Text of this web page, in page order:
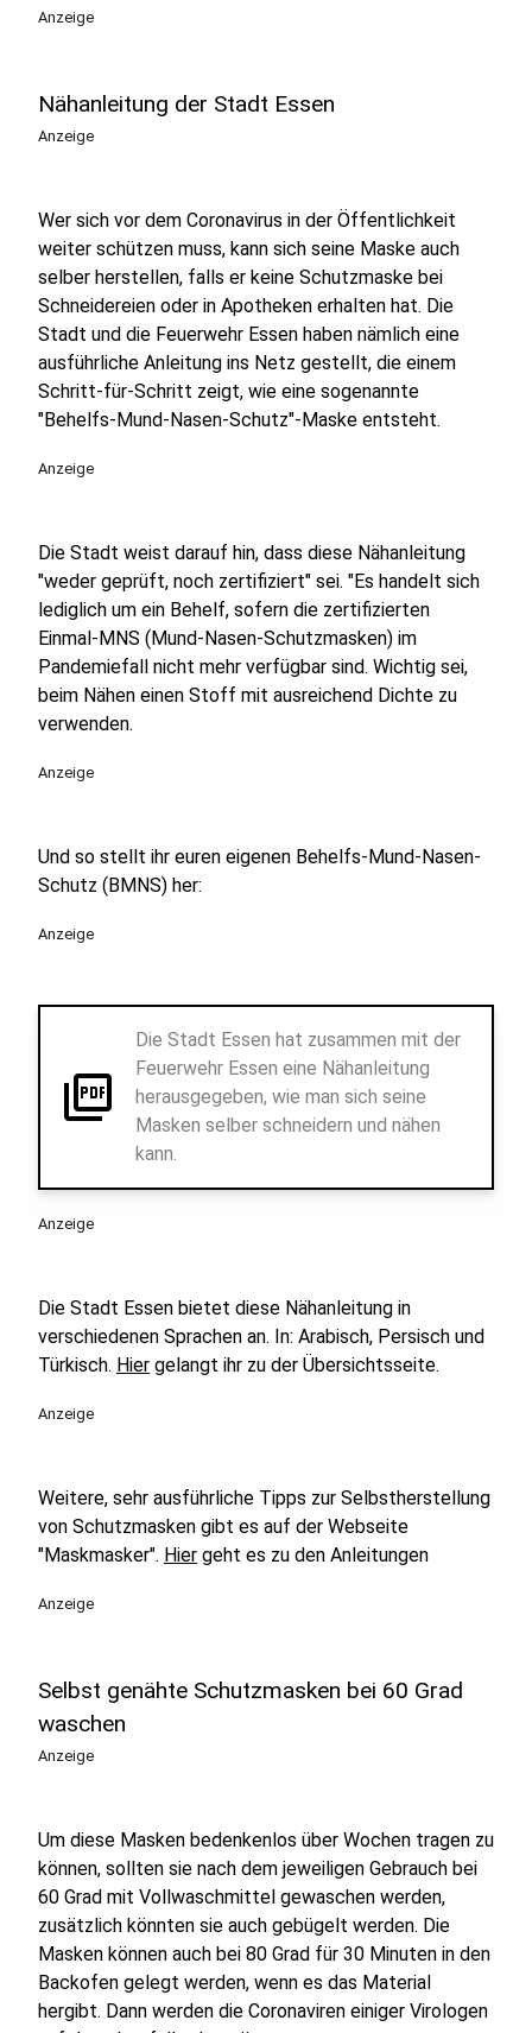
Anzeige
Nähanleitung der Stadt Essen
Anzeige
Wer sich vor dem Coronavirus in der Öffentlichkeit
weiter schützen muss, kann sich seine Maske auch
selber herstellen, falls er keine Schutzmaske bei
Schneidereien oder in Apotheken erhalten hat. Die
Stadt und die Feuerwehr Essen haben nämlich eine
ausführliche Anleitung ins Netz gestellt, die einem
Schritt-für-Schritt zeigt, wie eine sogenannte
"Behelfs-Mund-Nasen-Schutz"-Maske entsteht.
Anzeige
Die Stadt weist darauf hin, dass diese Nähanleitung
"weder geprüft, noch zertifiziert" sei. "Es handelt sich
lediglich um ein Behelf, sofern die zertifizierten
Einmal-MNS (Mund-Nasen-Schutzmasken) im
Pandemiefall nicht mehr verfügbar sind. Wichtig sei,
beim Nähen einen Stoff mit ausreichend Dichte zu
verwenden.
Anzeige
Und so stellt ihr euren eigenen Behelfs-Mund-Nasen-
Schutz (BMNS) her:
Anzeige
picture_as_pdf
Die Stadt Essen hat zusammen mit der
Feuerwehr Essen eine Nähanleitung
herausgegeben, wie man sich seine
Masken selber schneidern und nähen
kann.
Anzeige
Die Stadt Essen bietet diese Nähanleitung in
verschiedenen Sprachen an. In: Arabisch, Persisch und
Türkisch. Hier gelangt ihr zu der Übersichtsseite.
Anzeige
Weitere, sehr ausführliche Tipps zur Selbstherstellung
von Schutzmasken gibt es auf der Webseite
"Maskmasker". Hier geht es zu den Anleitungen
Anzeige
Selbst genähte Schutzmasken bei 60 Grad
waschen
Anzeige
Um diese Masken bedenkenlos über Wochen tragen zu
können, sollten sie nach dem jeweiligen Gebrauch bei
60 Grad mit Vollwaschmittel gewaschen werden,
zusätzlich könnten sie auch gebügelt werden. Die
Masken können auch bei 80 Grad für 30 Minuten in den
Backofen gelegt werden, wenn es das Material
hergibt. Dann werden die Coronaviren einiger Virologen